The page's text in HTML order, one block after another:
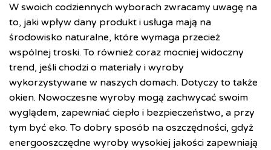
W swoich codziennych wyborach zwracamy uwagę na
to, jaki wpływ dany produkt i usługa mają na
środowisko naturalne, które wymaga przecież
wspólnej troski. To również coraz mocniej widoczny
trend, jeśli chodzi o materiały i wyroby
wykorzystywane w naszych domach. Dotyczy to także
okien. Nowoczesne wyroby mogą zachwycać swoim
wyglądem, zapewniać ciepło i bezpieczeństwo, a przy
tym być eko. To dobry sposób na oszczędności, gdyż
energooszczędne wyroby wysokiej jakości zapewniają